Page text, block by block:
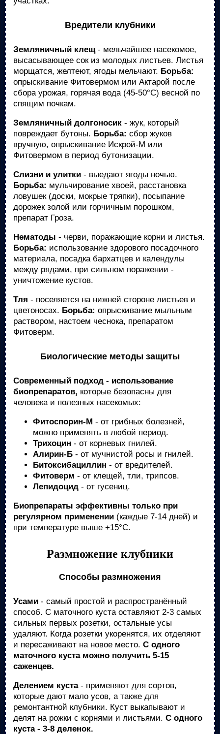
Вредители клубники
Земляничный клещ- мельчайшее насекомое,
высасывающее сок из молодых листьев. Листья
морщатся, желтеют, ягоды мельчают. Борьба:
опрыскивание Фитовермом или Актарой после
сбора урожая, горячая вода (45-50°С) весной по
спящим почкам.
Земляничный долгоносик - жук, который
повреждает бутоны. Борьба: сбор жуков
вручную, опрыскивание Искрой-М или
Фитовермом в период бутонизации.
Слизни и улитки - выедают ягоды ночью.
Борьба: мульчирование хвоей, расстановка
ловушек (доски, мокрые тряпки), посыпание
дорожек золой или горчичным порошком,
препарат Гроза.
Нематоды - черви, поражающие корни и листья.
Борьба: использование здорового посадочного
материала, посадка бархатцев и календулы
между рядами, при сильном поражении -
уничтожение кустов.
Тля - поселяется на нижней стороне листьев и
цветоносах. Борьба: опрыскивание мыльным
раствором, настоем чеснока, препаратом
Фитоверм.
Биологические методы защиты
Современный подход - использование
биопрепаратов, которые безопасны для
человека и полезных насекомых:
Фитоспорин-М - от грибных болезней,
можно применять в любой период.
Трихоцин - от корневых гнилей.
Алирин-Б - от мучнистой росы и гнилей.
Битоксибациллин - от вредителей.
Фитоверм - от клещей, тли, трипсов.
Лепидоцид - от гусениц.
Биопрепараты эффективны только при
регулярном применении (каждые 7-14 дней) и
при температуре выше +15°С.
Размножение клубники
Способы размножения
Усами - самый простой и распространённый
способ. С маточного куста оставляют 2-3 самых
сильных первых розетки, остальные усы
удаляют. Когда розетки укоренятся, их отделяют
и пересаживают на новое место. С одного
маточного куста можно получить 5-15
саженцев.
Делением куста- применяют для сортов,
которые дают мало усов, а также для
ремонтантной клубники. Куст выкапывают и
делят на рожки с корнями и листьями. С одного
куста - 3-8 деленок.